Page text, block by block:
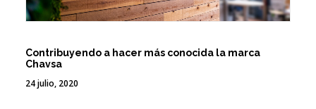
Contribuyendo a hacer más conocida la marca
Chavsa
24 julio, 2020